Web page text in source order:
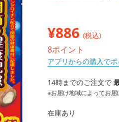
¥886 (税込)
8ポイント
アプリからの購入でポ
14時までのご注文で
※お届け地域によってお届
在庫あり